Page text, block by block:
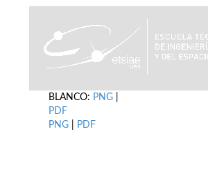
BLANCO: PNG
PDF
PNG
PDF